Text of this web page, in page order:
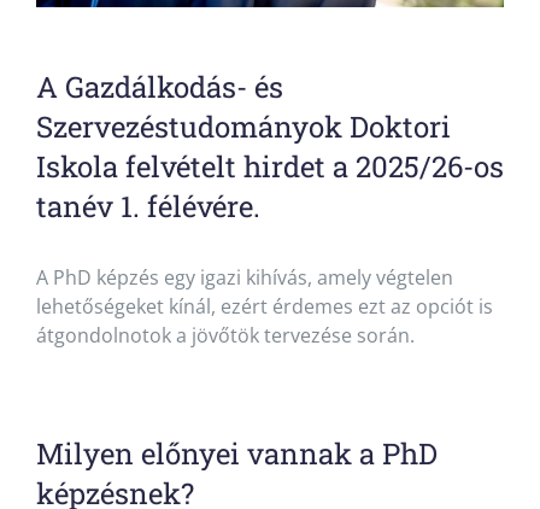
A Gazdálkodás- és
Szervezéstudományok Doktori
Iskola felvételt hirdet a 2025/26-os
tanév 1. félévére.
A PhD képzés egy igazi kihívás, amely végtelen
lehetőségeket kínál, ezért érdemes ezt az opciót is
átgondolnotok a jövőtök tervezése során.
Milyen előnyei vannak a PhD
képzésnek?